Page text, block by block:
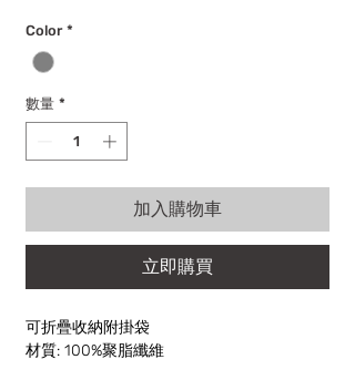
Color *
數量 *
加入購物車
立即購買
可折疊收納附掛袋
材質: 100%聚脂纖維